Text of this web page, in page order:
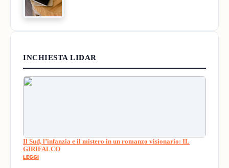
INCHIESTA LIDAR
Il Sud, l’infanzia e il mistero in un romanzo visionario: IL
GIRIFALCO
LEGGI